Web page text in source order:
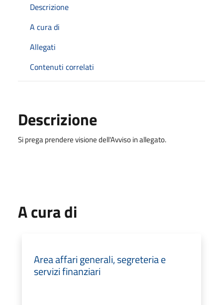
Descrizione
A cura di
Allegati
Contenuti correlati
Descrizione
Si prega prendere visione dell'Avviso in allegato.
A cura di
Area affari generali, segreteria e
servizi finanziari